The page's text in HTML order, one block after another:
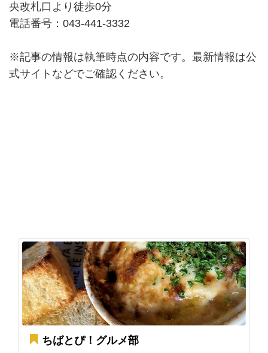
央改札口より徒歩0分
電話番号：043-441-3332
※記事の情報は執筆時点の内容です。最新情報は公
式サイトなどでご確認ください。
ちばとぴ！グルメ部